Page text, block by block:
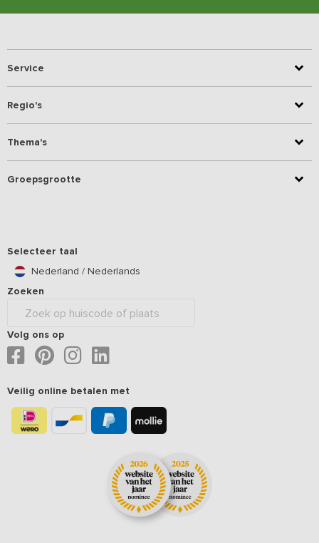
Service
Regio's
Thema's
Groepsgrootte
Selecteer taal
Nederland / Nederlands
Zoeken
Volg ons op
Veilig online betalen met